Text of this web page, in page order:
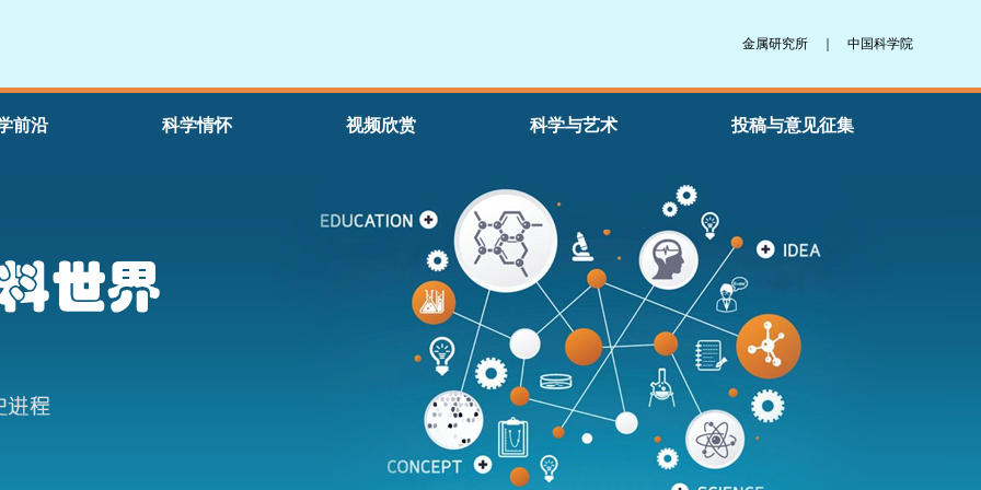
金属研究所 中国科学院
前沿 科学情怀 视频欣赏 科学与艺术 投稿与意见征集